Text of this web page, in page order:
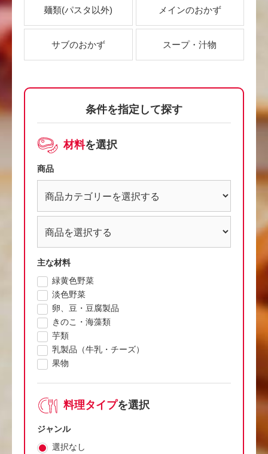
麺類(パスタ以外) メインのおかず
サブのおかず スープ・汁物
条件を指定して探す
材料を選択
商品
主な材料
緑黄色野菜
淡色野菜
卵、豆・豆腐製品
きのこ・海藻類
芋類
乳製品（牛乳・チーズ）
果物
料理タイプを選択
ジャンル
選択なし